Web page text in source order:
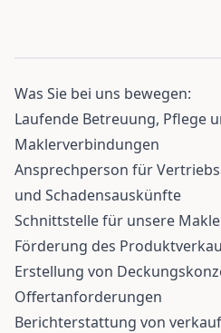
Was Sie bei uns bewegen:
Laufende Betreuung, Pflege
Maklerverbindungen
Ansprechperson für
und Schadensauskünfte
Schnittstelle für unsere
Förderung des
Erstellung von
Offertanforderungen
Berichterstattung von